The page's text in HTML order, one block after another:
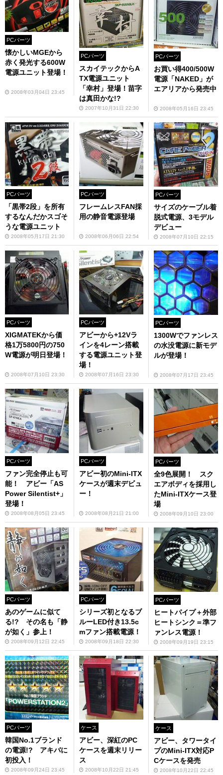
PCパーツ
懐かしいMGEから
赤く発光する600W
電源ユニット登場！
2008年03月04日 23:45
PCパーツ
スカイテックからA
TX電源ユニット
「幸村」登場！苗字
は真田かな!?
2007年10月31日 22:30
PCパーツ
お買い得400/500W
電源「NAKED」が
エアリアから発売中
2008年05月16日 23:45
PCパーツ
「黒帯2段」を所有
するなんだかスゴそ
うな電源ユニット
2008年05月17日 21:30
PCパーツ
フレームレスFAN採
用の静音電源登場
2008年06月06日 22:54
PCパーツ
サイズのケーブル着
脱式電源、3モデル
デビュー
2008年07月10日 22:15
PCパーツ
XIGMATEKから価
格1万5800円の750
W電源が明日登場！
2008年07月10日 23:30
PCパーツ
アビーから+12Vラ
インを4レーン搭載
する電源ユニット登
場！
2008年07月16日 23:30
PCパーツ
1300Wでファンレス
の水没電源に新モデ
ルが登場！
2008年07月17日 23:45
PCパーツ
ファン完全停止も可
能！ アビー「AS
Power Silentist+」
登場！
2008年08月05日 23:45
PCパーツ
アビー初のMini-ITX
ケースが週末デビュ
ー！
2008年08月21日 21:00
PCパーツ
全9色展開！ スク
エアボディを採用し
たMini-ITXケース登
場
2008年09月10日 23:00
PCパーツ
あのゲームに似て
る!? その名も「静
が如く」参上！
2008年09月12日 22:45
PCパーツ
シリーズ初となるブ
ルーLED付き13.5c
mファン搭載電源！
2008年09月18日 22:30
PCパーツ
ヒートパイプ＋外部
ヒートシンク＝準フ
ァンレス電源！
2008年09月19日 23:15
PCパーツ
韓国No.1ブランド
の電源!? アキバに
初投入！
2008年09月24日 23:45
ケース
アビー、深紅のPC
ケースを週末リリー
ス
2008年10月22日 21:45
ケース
アビー、タワータイ
プのMini-ITX対応P
Cケースを発売
2008年10月22日 22:45